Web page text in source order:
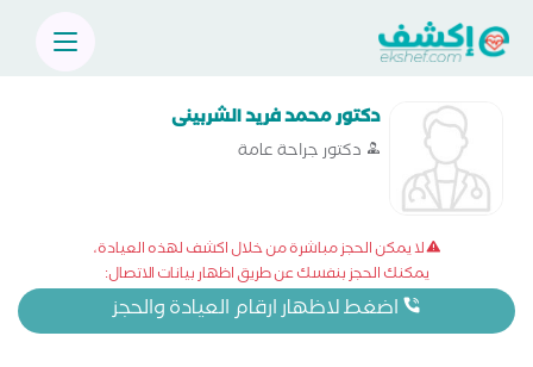
دكتور محمد فريد الشربينى
دكتور جراحة عامة
لا يمكن الحجز مباشرة من خلال اكشف لهذه العيادة،
يمكنك الحجز بنفسك عن طريق اظهار بيانات الاتصال:
اضغط لاظهار ارقام العيادة والحجز